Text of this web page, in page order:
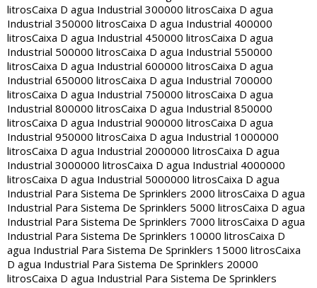
litrosCaixa D agua Industrial 300000 litrosCaixa D agua
Industrial 350000 litrosCaixa D agua Industrial 400000
litrosCaixa D agua Industrial 450000 litrosCaixa D agua
Industrial 500000 litrosCaixa D agua Industrial 550000
litrosCaixa D agua Industrial 600000 litrosCaixa D agua
Industrial 650000 litrosCaixa D agua Industrial 700000
litrosCaixa D agua Industrial 750000 litrosCaixa D agua
Industrial 800000 litrosCaixa D agua Industrial 850000
litrosCaixa D agua Industrial 900000 litrosCaixa D agua
Industrial 950000 litrosCaixa D agua Industrial 1000000
litrosCaixa D agua Industrial 2000000 litrosCaixa D agua
Industrial 3000000 litrosCaixa D agua Industrial 4000000
litrosCaixa D agua Industrial 5000000 litrosCaixa D agua
Industrial Para Sistema De Sprinklers 2000 litrosCaixa D agua
Industrial Para Sistema De Sprinklers 5000 litrosCaixa D agua
Industrial Para Sistema De Sprinklers 7000 litrosCaixa D agua
Industrial Para Sistema De Sprinklers 10000 litrosCaixa D
agua Industrial Para Sistema De Sprinklers 15000 litrosCaixa
D agua Industrial Para Sistema De Sprinklers 20000
litrosCaixa D agua Industrial Para Sistema De Sprinklers